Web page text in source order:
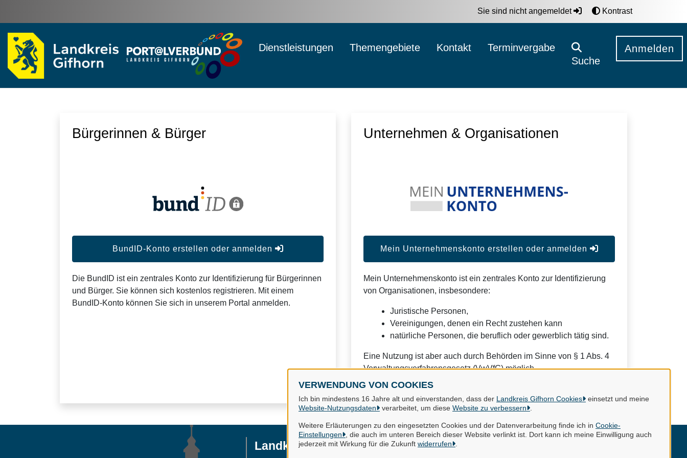
VERWENDUNG VON COOKIES
Ich bin mindestens 16 Jahre alt und einverstanden, dass der Landkreis Gifhorn Cookies
einsetzt und meine
Website-Nutzungsdaten
verarbeitet, um diese Website zu verbessern
Weitere Erläuterungen zu den eingesetzten Cookies und der Datenverarbeitung finde ich in Cookie-
Einstellungen
, die auch im unteren Bereich dieser Website verlinkt ist. Dort kann ich meine Einwilligung auch
jederzeit mit Wirkung für die Zukunft widerrufen
Sie sind nicht angemeldet Kontrast
Dienstleistungen Themengebiete Kontakt
Terminvergabe
Suche
Anmelden
Bürgerinnen & Bürger
BundID-Konto erstellen oder anmelden
Die BundID ist ein zentrales Konto zur Identifizierung für Bürgerinnen
und Bürger. Sie können sich kostenlos registrieren. Mit einem
BundID-Konto können Sie sich in unserem Portal anmelden.
Unternehmen & Organisationen
Mein Unternehmenskonto erstellen oder anmelden
Mein Unternehmenskonto ist ein zentrales Konto zur Identifizierung
von Organisationen, insbesondere:
Juristische Personen,
Vereinigungen, denen ein Recht zustehen kann
natürliche Personen, die beruflich oder gewerblich tätig sind.
Eine Nutzung ist aber auch durch Behörden im Sinne von § 1 Abs. 4
Verwaltungsverfahrensgesetz (VwVfG) möglich.
Landkreis Gifhorn Impressum